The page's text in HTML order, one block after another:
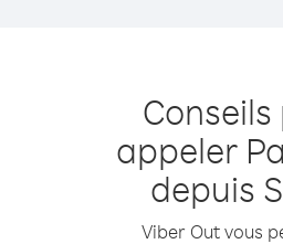
appeler
depuis
Viber Out vous